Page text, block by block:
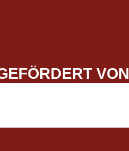
VON